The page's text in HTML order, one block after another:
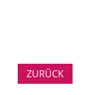
ZURÜCK